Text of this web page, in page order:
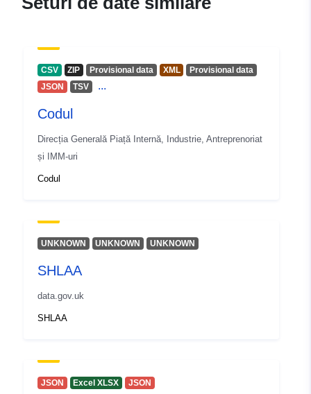
CSV ZIP Provisional data XML
Provisional data
JSON
TSV ...
Codul
Direcția Generală Piață Internă, Industrie, Antreprenoriat
și IMM-uri
Codul
UNKNOWN UNKNOWN UNKNOWN
SHLAA
data.gov.uk
SHLAA
JSON Excel XLSX JSON